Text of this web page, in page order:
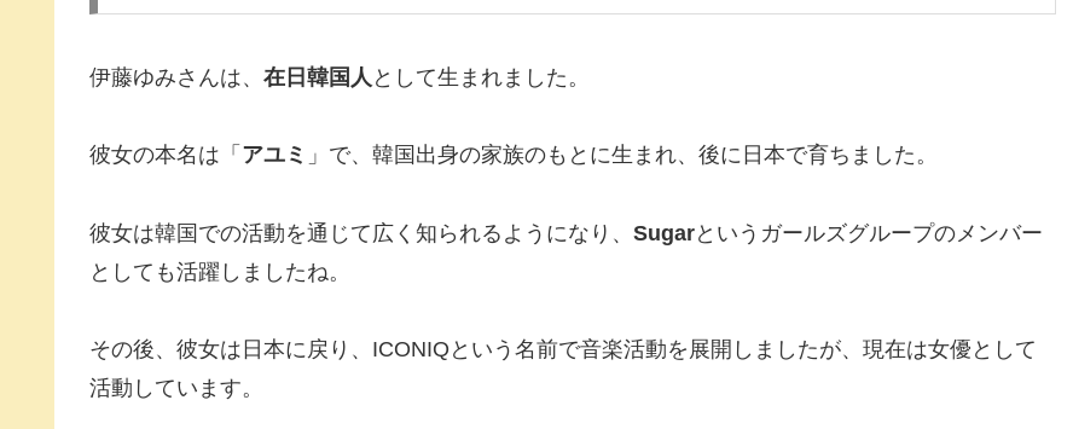
伊藤ゆみさんは、 在日韓国人 として生まれました。
彼女の本名は「 アユミ 」で、韓国出身の家族のもとに生まれ、後に日本で育ちました。
彼女は韓国での活動を通じて広く知られるようになり、 Sugarというガールズグループのメンバー
としても活躍しましたね。
その後、彼女は日本に戻り、ICONIQという名前で音楽活動を展開しましたが、現在は女優として
活動しています。